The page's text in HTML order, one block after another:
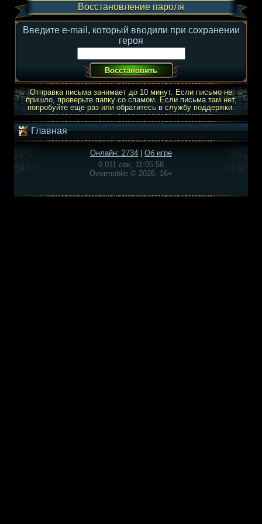
Восстановление пароля
Введите e-mail, который вводили при сохранении
героя
Отправка письма занимает до 10 минут. Если письмо не
пришло, проверьте папку со спамом. Если письма там нет,
попробуйте еще раз или обратитесь в службу поддержки.
Главная
Онлайн: 2734
Об игре
0.011 сек, 11:05:58
Overmobile © 2026, 16+